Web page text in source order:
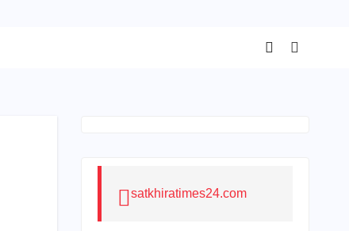
satkhiratimes24.com